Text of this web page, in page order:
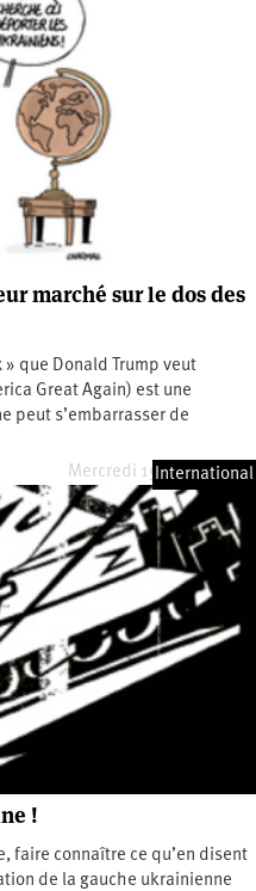
marché sur le dos des
» que Donald Trump veut
Great Again) est une
peut s’embarrasser de
Mercredi 19 février 2025
International
!
faire connaître ce qu’en disent
de la gauche ukrainienne